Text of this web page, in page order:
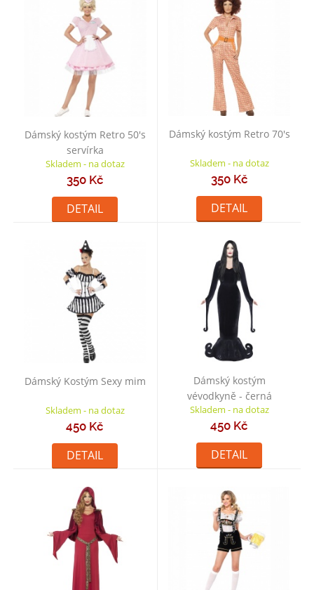
Dámský kostým Retro 50's
servírka
Skladem - na dotaz
350 Kč
DETAIL
Dámský kostým Retro 70's
Skladem - na dotaz
350 Kč
DETAIL
Dámský Kostým Sexy mim
Skladem - na dotaz
450 Kč
DETAIL
Dámský kostým
vévodkyně - černá
Skladem - na dotaz
450 Kč
DETAIL